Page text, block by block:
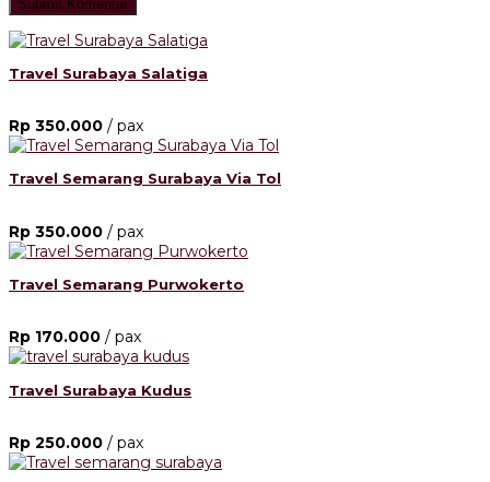
Travel Surabaya Salatiga
Rp 350.000 / pax
Travel Semarang Surabaya Via Tol
Rp 350.000 / pax
Travel Semarang Purwokerto
Rp 170.000 / pax
Travel Surabaya Kudus
Rp 250.000 / pax